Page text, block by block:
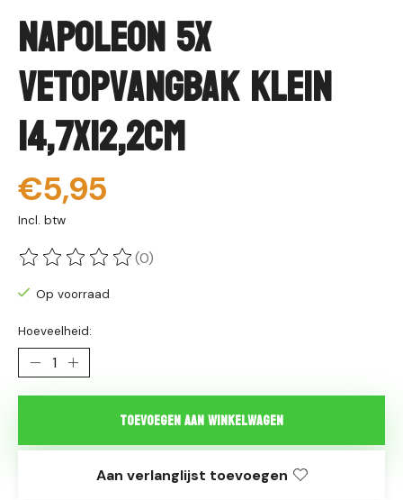
Napoleon 5x
vetopvangbak klein
14,7x12,2cm
€5,95
Incl. btw
De beoordeling van dit product is
(0)
Op voorraad
Hoeveelheid:
Toevoegen aan winkelwagen
Aan verlanglijst toevoegen